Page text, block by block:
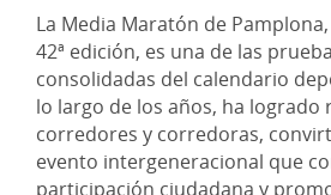
La Media Maratón de
42ª edición, es una de las
consolidadas del calendario
lo largo de los años, ha logrado
corredores y corredoras,
evento intergeneracional que
participación ciudadana y